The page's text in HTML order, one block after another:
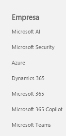
Empresa
Microsoft AI
Microsoft Security
Azure
Dynamics 365
Microsoft 365
Microsoft 365 Copilot
Microsoft Teams